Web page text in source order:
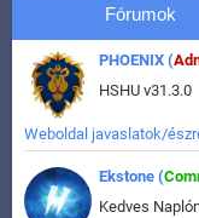
Fórumok
PHOENIX (
HSHU v31.3.0
Weboldal javaslatok/
Ekstone (
Kedves